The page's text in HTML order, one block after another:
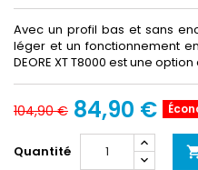
Avec un profil bas et sans
léger et un fonctionnement
DEORE XT T8000 est une
104,90 € 84,90 €
Quantité